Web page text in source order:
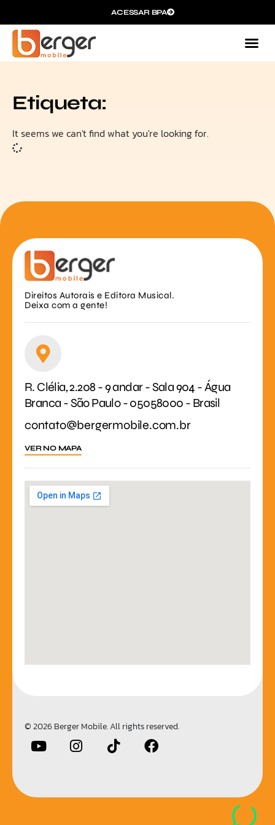
ACESSAR BPA
Etiqueta:
It seems we can't find what you're looking for.
Direitos Autorais e Editora Musical.
Deixa com a gente!
R. Clélia, 2.208 - 9 andar - Sala 904 - Água
Branca - São Paulo - 05058000 - Brasil
contato@bergermobile.com.br
VER NO MAPA
© 2026 Berger Mobile. All rights reserved.